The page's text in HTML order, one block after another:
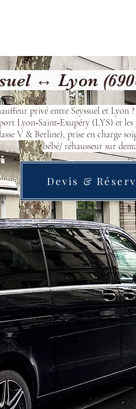
↔ Lyon
privé entre Seyssuel et Lyon
Lyon‑Saint‑Exupéry (LYS) et
V & Berline), prise en charge
bébé/ réhausseur sur
Devis &